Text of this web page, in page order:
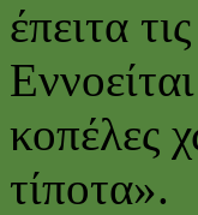
έπειτα
κοπέλες
τίποτα».